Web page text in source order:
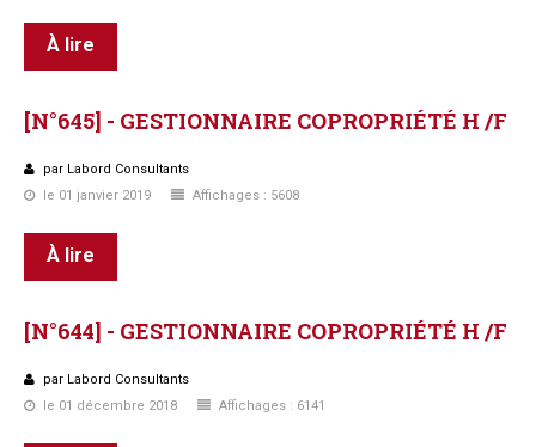
À lire
[N°645] - GESTIONNAIRE COPROPRIÉTÉ H /F
par Labord Consultants
le 01 janvier 2019
Affichages : 5608
À lire
[N°644] - GESTIONNAIRE COPROPRIÉTÉ H /F
par Labord Consultants
le 01 décembre 2018
Affichages : 6141